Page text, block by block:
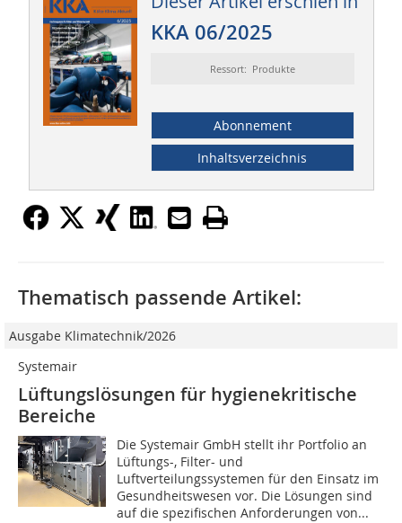
KKA 06/2025
Ressort: Produkte
Abonnement
Inhaltsverzeichnis
Thematisch passende Artikel:
Ausgabe Klimatechnik/2026
Systemair
Lüftungslösungen für hygienekritische
Bereiche
Die Systemair GmbH stellt ihr Portfolio an
Lüftungs-, Filter- und
Luftverteilungssystemen für den Einsatz im
Gesundheitswesen vor. Die Lösungen sind
auf die spezifischen Anforderungen von...